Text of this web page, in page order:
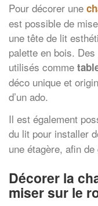
Pour décorer une
est possible de
une tête de lit
palette en bois.
utilisés comme
déco unique et
d’un ado.
Il est également
du lit pour installer
une étagère, afin
Décorer la
miser sur le